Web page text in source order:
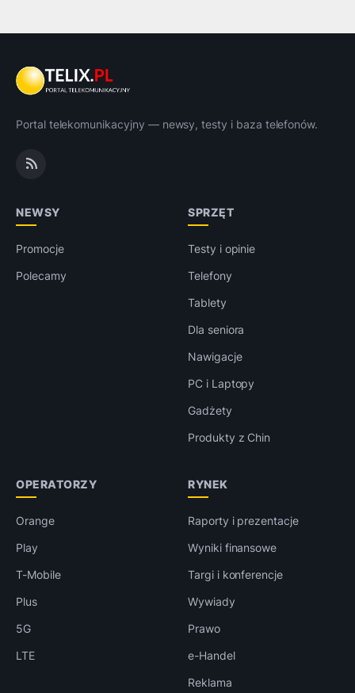
Portal telekomunikacyjny — newsy, testy i baza telefonów.
NEWSY
Promocje
Polecamy
SPRZĘT
Testy i opinie
Telefony
Tablety
Dla seniora
Nawigacje
PC i Laptopy
Gadżety
Produkty z Chin
OPERATORZY
Orange
Play
T-Mobile
Plus
5G
LTE
RYNEK
Raporty i prezentacje
Wyniki finansowe
Targi i konferencje
Wywiady
Prawo
e-Handel
Reklama